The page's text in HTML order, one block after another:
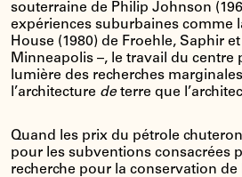
souterraine de Philip Johnson
expériences suburbaines comme
House (1980) de Froehle, Saphir
Minneapolis –, le travail du centre
lumière des recherches
l’architecture deterre que
Quand les prix du pétrole
pour les subventions consacrées
recherche pour la conservation de